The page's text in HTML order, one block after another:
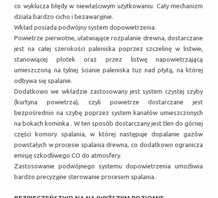
co wyklucza błędy w niewłaściwym użytkowaniu. Cały mechanizm
działa bardzo cicho i bezawaryjnie.
Wkład posiada podwójny system dopowietrzenia.
Powietrze pierwotne, ułatwiające rozpalanie drewna, dostarczane
jest na całej szerokości paleniska poprzez szczelinę w listwie,
stanowiącej płotek oraz przez listwę napowietrzającą
umieszczoną na tylnej ścianie paleniska tuz nad płytą, na której
odbywa się spalanie.
Dodatkowo we wkładzie zastosowany jest system czystej szyby
(kurtyna powietrza), czyli powietrze dostarczane jest
bezpośrednio na szybę poprzez system kanałów umieszczonych
na bokach kominka . W ten sposób dostarczany jest tlen do górnej
części komory spalania, w której następuje dopalanie gazów
powstałych w procesie spalania drewna, co dodatkowo ogranicza
emisję szkodliwego CO do atmosfery.
Zastosowanie podwójnego systemu dopowietrzenia umożliwia
bardzo precyzyjne sterowanie procesem spalania.